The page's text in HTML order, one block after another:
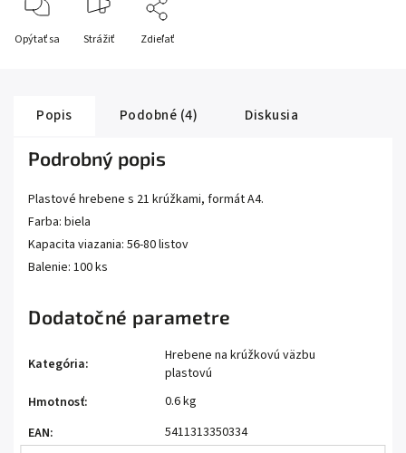
Opýtať sa Strážiť Zdieľať
Popis Podobné (4) Diskusia
Podrobný popis
Plastové hrebene s 21 krúžkami, formát A4.
Farba: biela
Kapacita viazania: 56-80 listov
Balenie: 100 ks
Dodatočné parametre
Kategória:
Hrebene na krúžkovú väzbu
plastovú
Hmotnosť:
0.6 kg
EAN:
5411313350334